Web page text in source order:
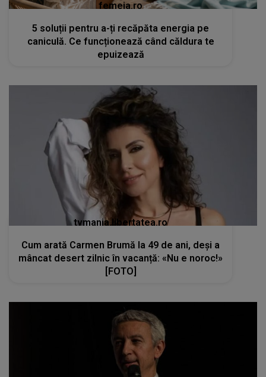
femeia.ro
5 soluții pentru a-ți recăpăta energia pe
caniculă. Ce funcționează când căldura te
epuizează
tvmania.libertatea.ro
Cum arată Carmen Brumă la 49 de ani, deși a
mâncat desert zilnic în vacanță: «Nu e noroc!»
[FOTO]